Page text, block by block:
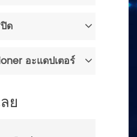
ด
อะแดปเตอร์
ย